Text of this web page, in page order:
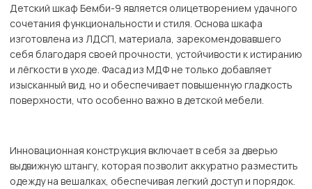
Детский шкаф Бемби-9 является олицетворением удачного
сочетания функциональности и стиля. Основа шкафа
изготовлена из ЛДСП, материала, зарекомендовавшего
себя благодаря своей прочности, устойчивости к истиранию
и лёгкости в уходе. Фасад из МДФ не только добавляет
изысканный вид, но и обеспечивает повышенную гладкость
поверхности, что особенно важно в детской мебели.
Инновационная конструкция включает в себя за дверью
выдвижную штангу, которая позволит аккуратно разместить
одежду на вешалках, обеспечивая легкий доступ и порядок.